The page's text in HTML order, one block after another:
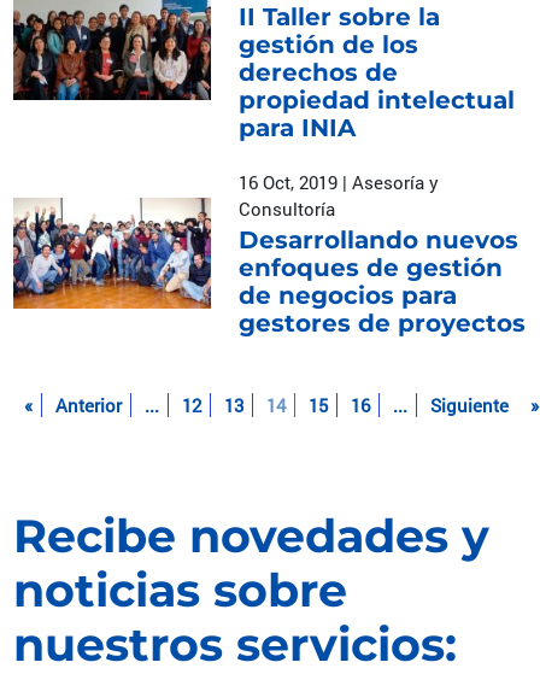
II Taller sobre la
gestión de los
derechos de
propiedad intelectual
para INIA
16 Oct, 2019 | Asesoría y
Consultoría
Desarrollando nuevos
enfoques de gestión
de negocios para
gestores de proyectos
« Anterior ... 12 13 14 15 16 ... Siguiente »
Recibe novedades y
noticias sobre
nuestros servicios: